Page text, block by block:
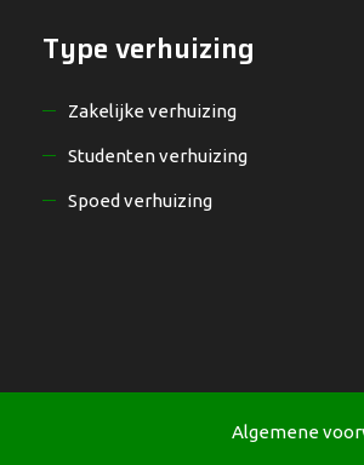
Type verhuizing
Zakelijke verhuizing
Studenten verhuizing
Spoed verhuizing
Algemene